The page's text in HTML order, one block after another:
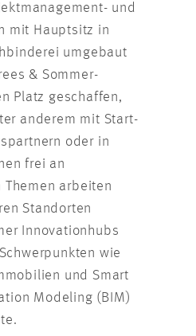
und
mit Hauptsitz in
umgebaut
& Sommer-
Platz geschaffen,
anderem mit Start-
oder in
frei an
arbeiten
Standorten
Innovationhubs
wie
und Smart
Modeling (BIM)